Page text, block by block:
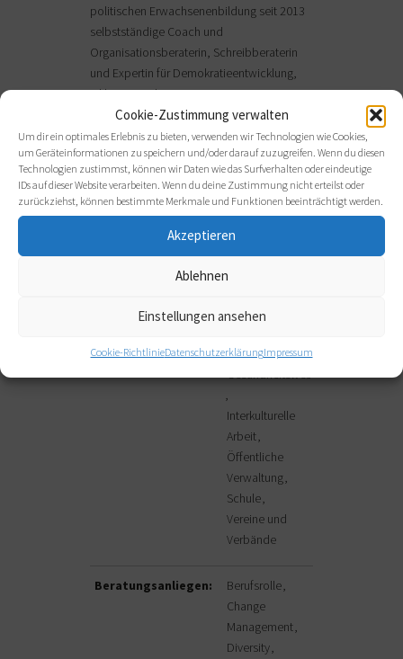
Cookie-Zustimmung verwalten
Um dir ein optimales Erlebnis zu bieten, verwenden wir Technologien wie Cookies,
um Geräteinformationen zu speichern und/oder darauf zuzugreifen. Wenn du diesen
Technologien zustimmst, können wir Daten wie das Surfverhalten oder eindeutige
IDs auf dieser Website verarbeiten. Wenn du deine Zustimmung nicht erteilst oder
zurückziehst, können bestimmte Merkmale und Funktionen beeinträchtigt werden.
Akzeptieren
Ablehnen
Einstellungen ansehen
Cookie-RichtlinieDatenschutzerklärungImpressum
politischen Erwachsenenbildung seit 2013
selbstständige Coach und
Organisationsberaterin, Schreibberaterin
und Expertin für Demokratieentwicklung,
Inklusion und Partizipation.
BRANCHEN,
BERATUNGSANLIEGEN,
ANWENDUNGSFORMEN
Außerschulische
Erwachsenenbildung
Freie Berufe
Gesundheitswesen
Interkulturelle
Arbeit
Öffentliche
Verwaltung
Schule
Vereine und
Verbände
Beratungsanliegen:
Berufsrolle
Change
Management
Diversity